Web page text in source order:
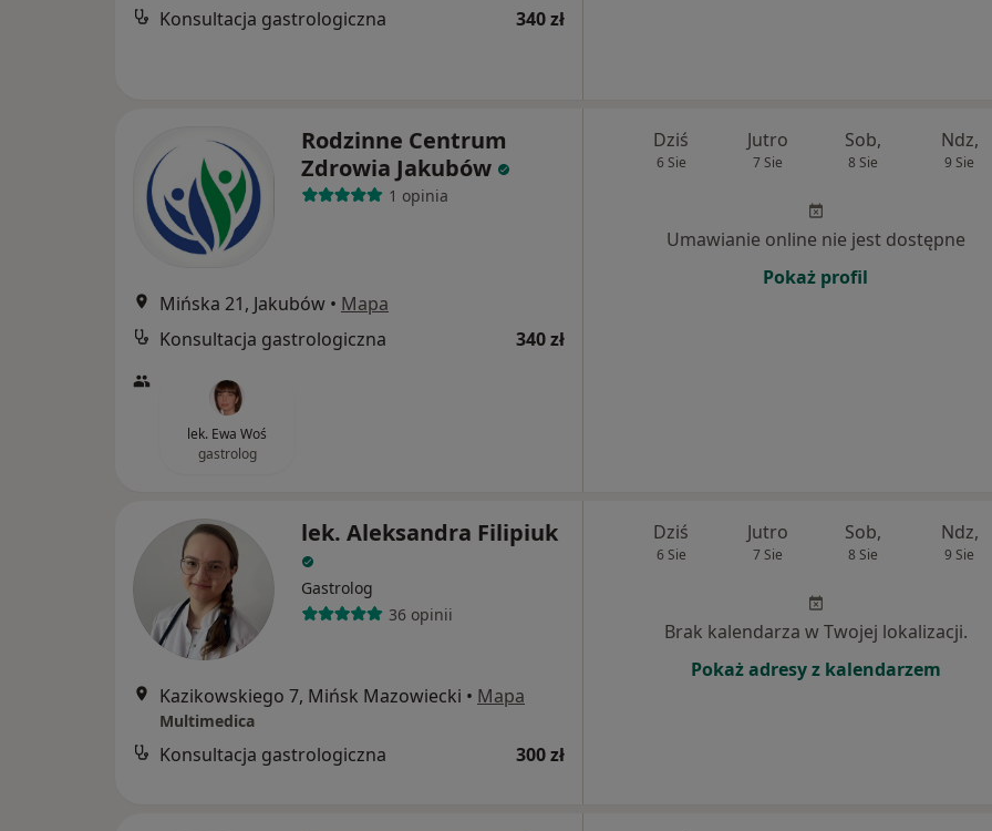
Konsultacja gastrologiczna 340 zł
Rodzinne Centrum
Zdrowia Jakubów
1 opinia
Mińska 21, Jakubów • Mapa
Konsultacja gastrologiczna
340 zł
lek. Ewa Woś
gastrolog
Dziś
6 Sie
Jutro
7 Sie
Sob,
8 Sie
Ndz,
9 Sie
Umawianie online nie jest dostępne
Pokaż profil
lek. Aleksandra Filipiuk
Gastrolog
36 opinii
Kazikowskiego 7, Mińsk Mazowiecki • Mapa
Multimedica
Konsultacja gastrologiczna 300 zł
Dziś
6 Sie
Jutro
7 Sie
Sob,
8 Sie
Ndz,
9 Sie
Brak kalendarza w Twojej lokalizacji.
Pokaż adresy z kalendarzem